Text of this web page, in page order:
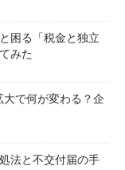
困る「税金と独立
みた
大で何が変わる？企
法と不交付届の手